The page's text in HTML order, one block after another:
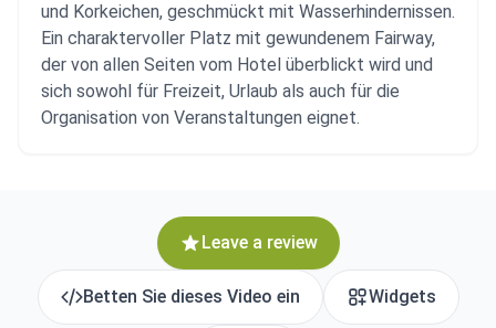
und Korkeichen, geschmückt mit Wasserhindernissen.
Ein charaktervoller Platz mit gewundenem Fairway,
der von allen Seiten vom Hotel überblickt wird und
sich sowohl für Freizeit, Urlaub als auch für die
Organisation von Veranstaltungen eignet.
Leave a review
Betten Sie dieses Video ein Widgets